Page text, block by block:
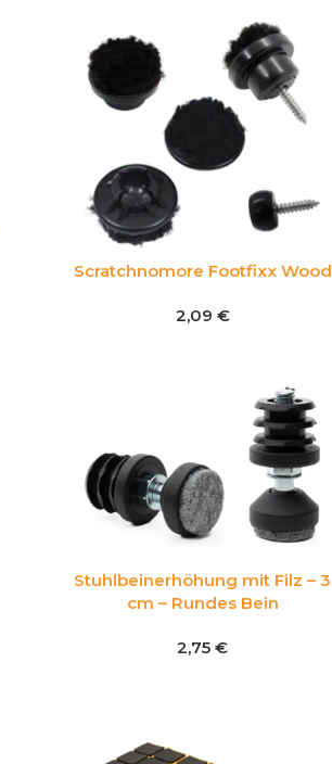
Scratchnomore Footfixx Wood
2,09 €
Stuhlbeinerhöhung mit Filz – 3
cm – Rundes Bein
2,75€